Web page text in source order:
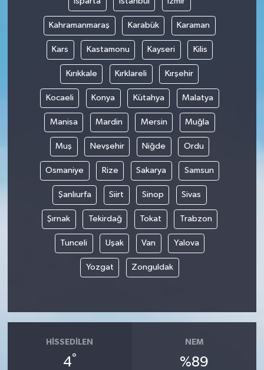
Kahramanmaraş Karabük Karaman
Kars Kastamonu Kayseri Kilis
Kırıkkale Kırklareli Kırşehir
Kocaeli Konya Kütahya Malatya
Manisa Mardin Mersin Muğla
Muş Nevşehir Niğde Ordu
Osmaniye Rize Sakarya Samsun
Şanlıurfa Siirt Sinop Sivas
Şırnak Tekirdağ Tokat Trabzon
Tunceli Uşak Van Yalova
Yozgat Zonguldak
HISSEDILEN
4°
NEM
%89